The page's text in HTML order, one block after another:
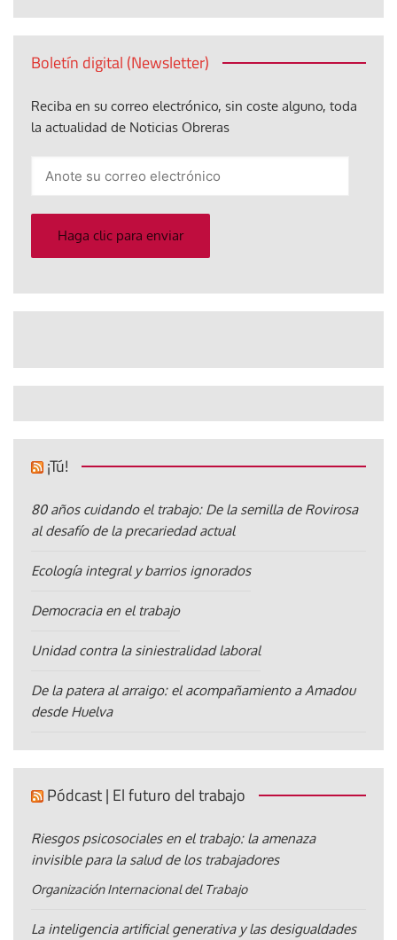
Boletín digital (Newsletter)
Reciba en su correo electrónico, sin coste alguno, toda
la actualidad de Noticias Obreras
electrónico
Haga clic para enviar
¡Tú!
80 años cuidando el trabajo: De la semilla de Rovirosa
al desafío de la precariedad actual
Ecología integral y barrios ignorados
Democracia en el trabajo
Unidad contra la siniestralidad laboral
De la patera al arraigo: el acompañamiento a Amadou
desde Huelva
Pódcast | El futuro del trabajo
Riesgos psicosociales en el trabajo: la amenaza
invisible para la salud de los trabajadores
Organización Internacional del Trabajo
La inteligencia artificial generativa y las desigualdades